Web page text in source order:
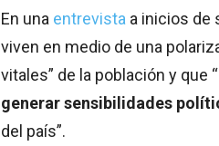
En una entrevista a inicios de
viven en medio de una
vitales” de la población y que “
generar sensibilidades
del país”.